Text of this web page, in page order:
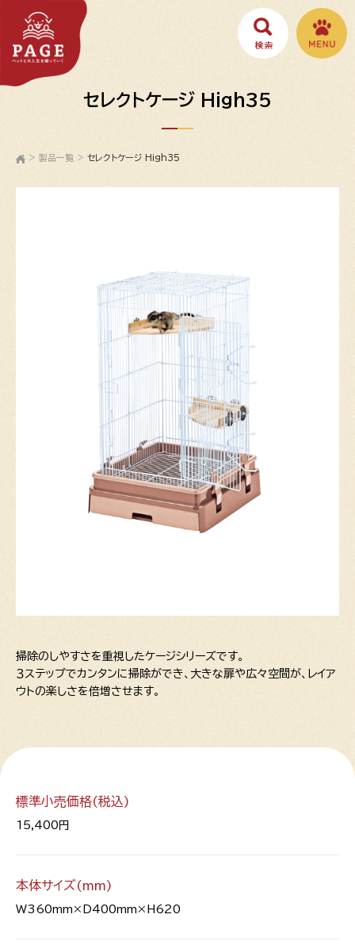
セレクトケージ High35
> 製品一覧 > セレクトケージ High35
掃除のしやすさを重視したケージシリーズです。
３ステップでカンタンに掃除ができ、大きな扉や広々空間が、レイア
ウトの楽しさを倍増させます。
標準小売価格(税込)
15,400円
本体サイズ(mm)
W360mm×D400mm×H620